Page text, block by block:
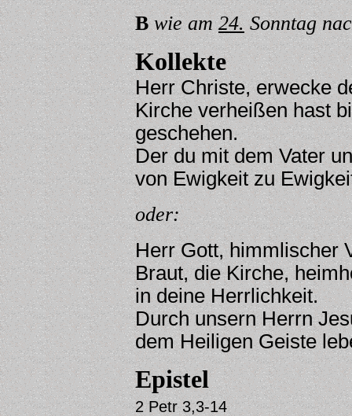
Bwie am24.Sonntag
Kollekte
Herr Christe, erwecke
Kirche verheißen hast
geschehen.
Der du mit dem Vater
von Ewigkeit zu
oder:
Herr Gott, himmlischer
Braut, die Kirche,
in deine Herrlichkeit.
Durch unsern Herrn
dem Heiligen Geiste
Epistel
2 Petr 3,3-14